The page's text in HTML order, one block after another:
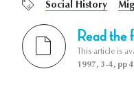
Social History
Read the
This article is
1997, 3-4, pp